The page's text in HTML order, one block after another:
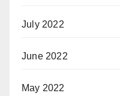
July 2022
June 2022
May 2022